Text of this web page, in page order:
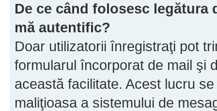
De ce când folosesc
mă autentific?
Doar utilizatorii înregistraţi pot
formularul încorporat de mail şi
această facilitate. Acest lucru
maliţioasa a sistemului de